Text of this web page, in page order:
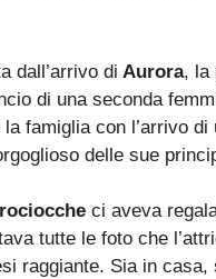
dall’arrivo di Aurora, la
di una seconda
famiglia con l’arrivo
delle sue
ci aveva
tutte le foto che
raggiante. Sia in